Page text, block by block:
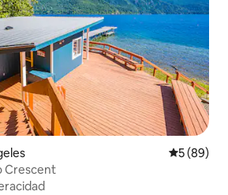
5 (89)
Crescent